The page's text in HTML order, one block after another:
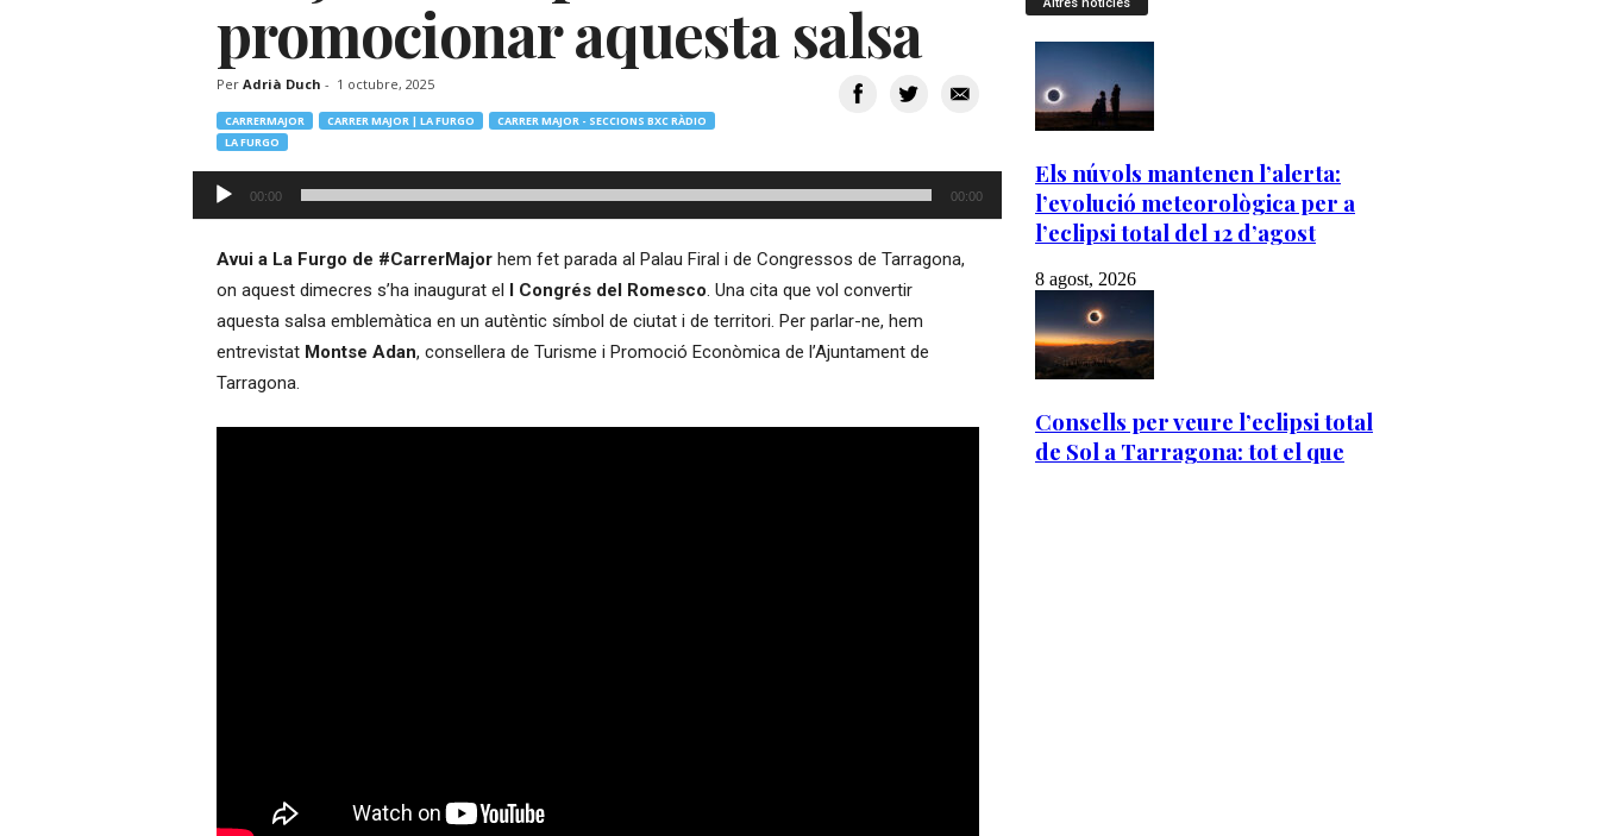
O
l
promocionar aquesta salsa
Per Adrià Duch - 1 octubre, 2025
CARRERMAJOR CARRER MAJOR | LA FURGO
CARRER MAJOR - SECCIONS BXC RÀDIO
LA FURGO
Reproductor
d'àudio
00:00 00:00
Avui a La Furgo de #CarrerMajorhem fet parada al Palau Firal i de Congressos de Tarragona,
on aquest dimecres s’ha inaugurat el I Congrés del Romesco. Una cita que vol convertir
aquesta salsa emblemàtica en un autèntic símbol de ciutat i de territori. Per parlar-ne, hem
entrevistat Montse Adan, consellera de Turisme i Promoció Econòmica de l’Ajuntament de
Tarragona.